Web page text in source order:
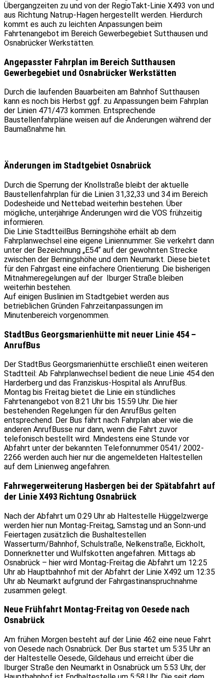
Übergangzeiten zu und von der RegioTakt-Linie X493 von und
aus Richtung Natrup-Hagen hergestellt werden. Hierdurch
kommt es auch zu leichten Anpassungen beim
Fahrtenangebot im Bereich Gewerbegebiet Sutthausen und
Osnabrücker Werkstätten.
Angepasster Fahrplan im Bereich Sutthausen
Gewerbegebiet und Osnabrücker Werkstätten
Durch die laufenden Bauarbeiten am Bahnhof Sutthausen
kann es noch bis Herbst ggf. zu Anpassungen beim Fahrplan
der Linien 471/473 kommen. Entsprechende
Baustellenfahrpläne weisen auf die Änderungen während der
Baumaßnahme hin.
Änderungen im Stadtgebiet Osnabrück
Durch die Sperrung der Knollstraße bleibt der aktuelle
Baustellenfahrplan für die Linien 31,32,33 und 34 im Bereich
Dodesheide und Nettebad weiterhin bestehen. Über
mögliche, unterjährige Änderungen wird die VOS frühzeitig
informieren.
Die Linie StadtteilBus Berningshöhe erhält ab dem
Fahrplanwechsel eine eigene Liniennummer. Sie verkehrt dann
unter der Bezeichnung „E54“ auf der gewohnten Strecke
zwischen der Berningshöhe und dem Neumarkt. Diese bietet
für den Fahrgast eine einfachere Orientierung. Die bisherigen
Mitnahmeregelungen auf der Iburger Straße bleiben
weiterhin bestehen.
Auf einigen Buslinien im Stadtgebiet werden aus
betrieblichen Gründen Fahrzeitanpassungen im
Minutenbereich vorgenommen.
StadtBus Georgsmarienhütte mit neuer Linie 454 –
AnrufBus
Der StadtBus Georgsmarienhütte erschließt einen weiteren
Stadtteil: Ab Fahrplanwechsel bedient die neue Linie 454 den
Harderberg und das Franziskus-Hospital als AnrufBus.
Montag bis Freitag bietet die Linie ein stündliches
Fahrtenangebot von 8:21 Uhr bis 15:59 Uhr. Die hier
bestehenden Regelungen für den AnrufBus gelten
entsprechend. Der Bus fährt nach Fahrplan aber wie die
anderen AnrufBusse nur dann, wenn die Fahrt zuvor
telefonisch bestellt wird. Mindestens eine Stunde vor
Abfahrt unter der bekannten Telefonnummer 0541/ 2002-
2266 werden auch hier nur die angemeldeten Haltestellen
auf dem Linienweg angefahren.
Fahrwegerweiterung Hasbergen bei der Spätabfahrt auf
der Linie X493 Richtung Osnabrück
Nach der Abfahrt um 0:29 Uhr ab Haltestelle Hüggelzwerge
werden hier nun Montag-Freitag, Samstag und an Sonn-und
Feiertagen zusätzlich die Bushaltestellen
Wasserturm/Bahnhof, Schulstraße, Nelkenstraße, Eickholt,
Donnerknetter und Wulfskotten angefahren. Mittags ab
Osnabrück – hier wird Montag-Freitag die Abfahrt um 12:25
Uhr ab Hauptbahnhof mit der Abfahrt der Linie X492 um 12:35
Uhr ab Neumarkt aufgrund der Fahrgastinanspruchnahme
zusammen gelegt.
Neue Frühfahrt Montag-Freitag von Oesede nach
Osnabrück
Am frühen Morgen besteht auf der Linie 462 eine neue Fahrt
von Oesede nach Osnabrück. Der Bus startet um 5:35 Uhr an
der Haltestelle Oesede, Gildehaus und erreicht über die
Iburger Straße den Neumarkt in Osnabrück um 5:53 Uhr, der